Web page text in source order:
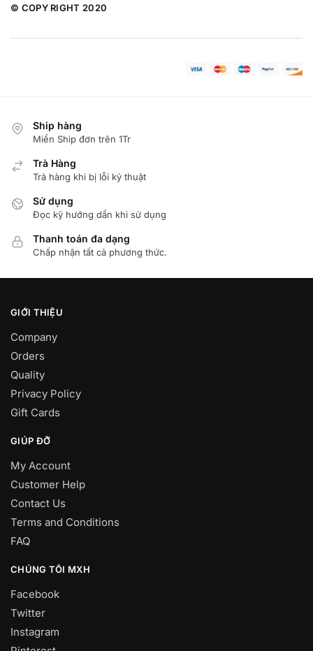
© COPY RIGHT 2020
Ship hàng
Miển Ship đơn trên 1Tr
Trà Hàng
Trả hàng khi bị lỗi kỷ thuật
Sử dụng
Đọc kỹ hướng dẩn khi sử dụng
Thanh toán đa dạng
Chấp nhận tất cả phương thức.
GIỚI THIỆU
Company
Orders
Quality
Privacy Policy
Gift Cards
GIÚP ĐỠ
My Account
Customer Help
Contact Us
Terms and Conditions
FAQ
CHÚNG TÔI MXH
Facebook
Twitter
Instagram